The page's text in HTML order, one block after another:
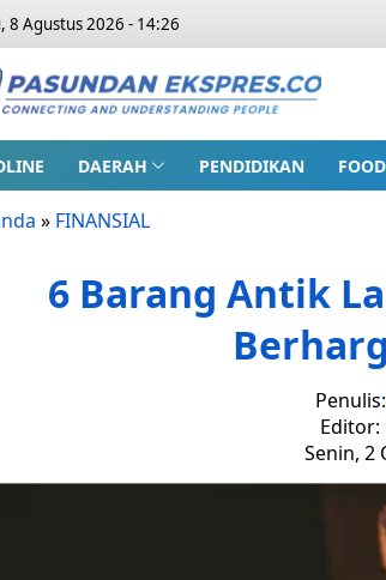
8 Agustus 2026 - 14:26
DAERAH PENDIDIKAN
» FINANSIAL
6 Barang Antik
Penulis:
Editor:
Senin, 2